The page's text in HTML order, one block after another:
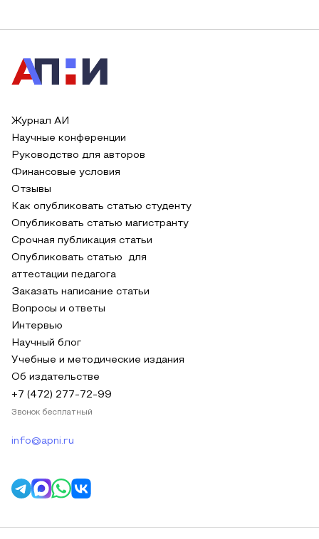
Журнал АИ
Научные конференции
Руководство для авторов
Финансовые условия
Отзывы
Как опубликовать статью студенту
Опубликовать статью магистранту
Срочная публикация статьи
Опубликовать статью для
аттестации педагога
Заказать написание статьи
Вопросы и ответы
Интервью
Научный блог
Учебные и методические издания
Об издательстве
+7 (472) 277-72-99
Звонок бесплатный
info@apni.ru